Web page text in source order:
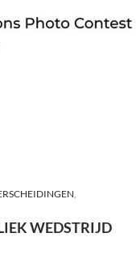
,
WEDSTRIJD